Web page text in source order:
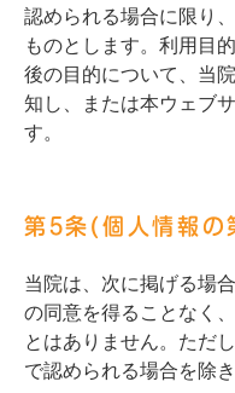
認められる場合に限り
ものとします。利用目
後の目的について、当
知し、または本ウェブ
す。
第5条(個人情報の
当院は、次に掲げる場
の同意を得ることなく
とはありません。ただ
で認められる場合を除き